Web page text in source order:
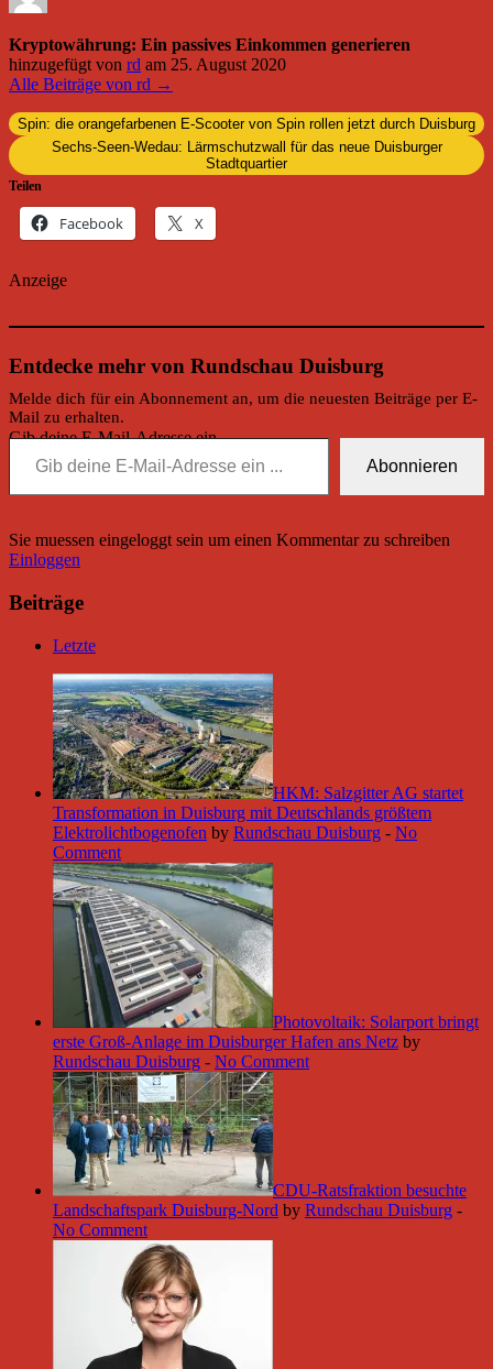
Kryptowährung: Ein passives Einkommen generieren
hinzugefügt von rd am 25. August 2020
Alle Beiträge von rd →
Spin: die orangefarbenen E-Scooter von Spin rollen jetzt durch Duisburg
Sechs-Seen-Wedau: Lärmschutzwall für das neue Duisburger
Stadtquartier
Teilen
Facebook X
Anzeige
Entdecke mehr von Rundschau Duisburg
Melde dich für ein Abonnement an, um die neuesten Beiträge per E-
Mail zu erhalten.
Gib deine E-Mail-Adresse ein ...
Abonnieren
Sie muessen eingeloggt sein um einen Kommentar zu schreiben
Einloggen
Beiträge
Letzte
HKM: Salzgitter AG startet
Transformation in Duisburg mit Deutschlands größtem
Elektrolichtbogenofen by Rundschau Duisburg - No
Comment
Photovoltaik: Solarport bringt
erste Groß-Anlage im Duisburger Hafen ans Netz by
Rundschau Duisburg - No Comment
CDU-Ratsfraktion besuchte
Landschaftspark Duisburg-Nord by Rundschau Duisburg -
No Comment